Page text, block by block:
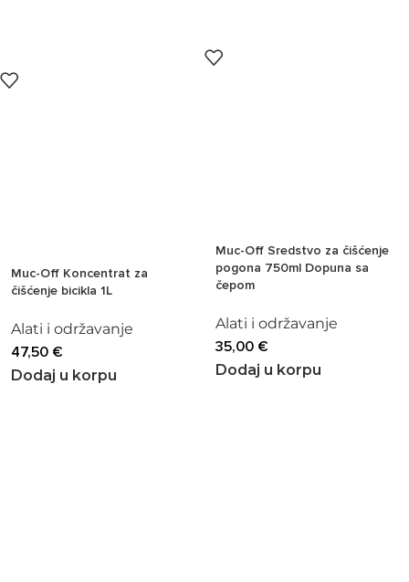
Muc-Off Koncentrat za
čišćenje bicikla 1L
Alati i održavanje
47,50 €
Dodaj u korpu
Muc-Off Sredstvo za čišćenje
pogona 750ml Dopuna sa
čepom
Alati i održavanje
35,00 €
Dodaj u korpu